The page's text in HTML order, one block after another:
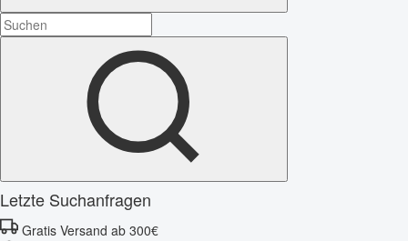
Letzte Suchanfragen
Gratis Versand ab 300€